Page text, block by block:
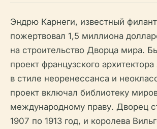
Эндрю Карнеги, известный
пожертвовал 1,5 миллиона
на строительство Дворца мира.
проект французского
в стиле неоренессанса и
проект включал библиотеку
международному праву. Дворец
1907 по 1913 год, и королева